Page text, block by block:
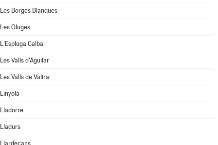
Les Borges Blanques
Les Oluges
L'Espluga Calba
Les Valls d'Aguilar
Les Valls de Valira
Linyola
Lladorre
Lladurs
Llardecans